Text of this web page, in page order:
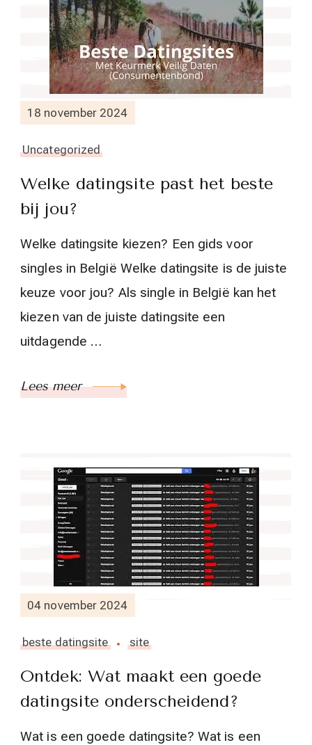
18 november 2024
Uncategorized
Welke datingsite past het beste
bij jou?
Welke datingsite kiezen? Een gids voor
singles in België Welke datingsite is de juiste
keuze voor jou? Als single in België kan het
kiezen van de juiste datingsite een
uitdagende …
Lees meer
04 november 2024
beste datingsite site
Ontdek: Wat maakt een goede
datingsite onderscheidend?
Wat is een goede datingsite? Wat is een